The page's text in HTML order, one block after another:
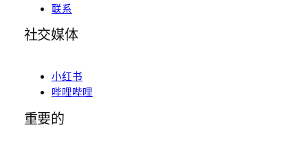
联系
社交媒体
小红书
哔哩哔哩
重要的